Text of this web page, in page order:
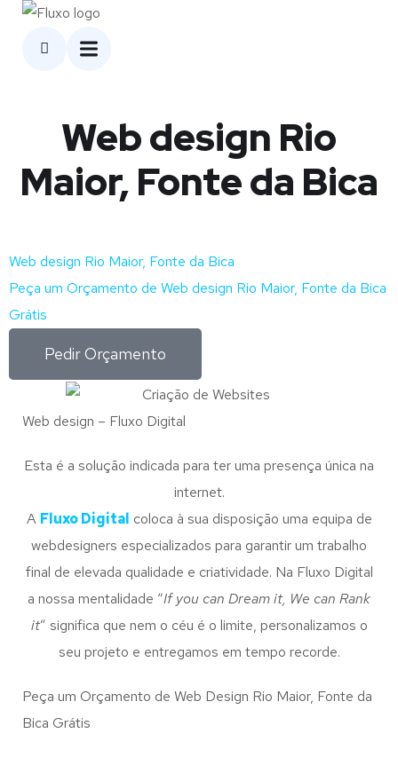
Web design Rio
Maior, Fonte da Bica
Web design Rio Maior, Fonte da Bica
Peça um Orçamento de Web design Rio Maior, Fonte da Bica
Grátis
Pedir Orçamento
Web design – Fluxo Digital
Esta é a solução indicada para ter uma presença única na
internet.
A Fluxo Digital coloca à sua disposição uma equipa de
webdesigners especializados para garantir um trabalho
final de elevada qualidade e criatividade. Na Fluxo Digital
a nossa mentalidade “If you can Dream it, We can Rank
it” significa que nem o céu é o limite, personalizamos o
seu projeto e entregamos em tempo recorde.
Peça um Orçamento de Web Design Rio Maior, Fonte da
Bica Grátis